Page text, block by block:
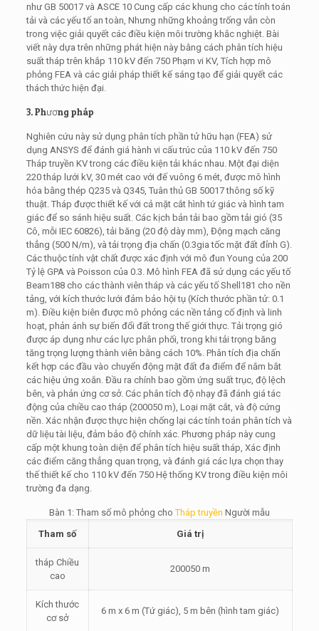
như GB 50017 và ASCE 10 Cung cấp các khung cho các tính toán
tải và các yếu tố an toàn, Nhưng những khoảng trống vẫn còn
trong việc giải quyết các điều kiện môi trường khắc nghiệt. Bài
viết này dựa trên những phát hiện này bằng cách phân tích hiệu
suất tháp trên khắp 110 kV đến 750 Phạm vi KV, Tích hợp mô
phỏng FEA và các giải pháp thiết kế sáng tạo để giải quyết các
thách thức hiện đại.
3. Phương pháp
Nghiên cứu này sử dụng phân tích phần tử hữu hạn (FEA) sử
dụng ANSYS để đánh giá hành vi cấu trúc của 110 kV đến 750
Tháp truyền KV trong các điều kiện tải khác nhau. Một đại diện
220 tháp lưới kV, 30 mét cao với đế vuông 6 mét, được mô hình
hóa bằng thép Q235 và Q345, Tuân thủ GB 50017 thông số kỹ
thuật. Tháp được thiết kế với cả mặt cắt hình tứ giác và hình tam
giác để so sánh hiệu suất. Các kịch bản tải bao gồm tải gió (35
Cô, mỗi IEC 60826), tải băng (20 độ dày mm), Động mạch căng
thẳng (500 N/m), và tải trọng địa chấn (0.3gia tốc mặt đất đỉnh G).
Các thuộc tính vật chất được xác định với mô đun Young của 200
Tỷ lệ GPA và Poisson của 0.3. Mô hình FEA đã sử dụng các yếu tố
Beam188 cho các thành viên tháp và các yếu tố Shell181 cho nền
tảng, với kích thước lưới đảm bảo hội tụ (Kích thước phần tử: 0.1
m). Điều kiện biên được mô phỏng các nền tảng cố định và linh
hoạt, phản ánh sự biến đổi đất trong thế giới thực. Tải trọng gió
được áp dụng như các lực phân phối, trong khi tải trọng băng
tăng trọng lượng thành viên bằng cách 10%. Phân tích địa chấn
kết hợp các đầu vào chuyển động mặt đất đa điểm để nắm bắt
các hiệu ứng xoắn. Đầu ra chính bao gồm ứng suất trục, độ lệch
bên, và phản ứng cơ sở. Các phân tích độ nhạy đã đánh giá tác
động của chiều cao tháp (200050 m), Loại mặt cắt, và độ cứng
nền. Xác nhận được thực hiện chống lại các tính toán phân tích và
dữ liệu tài liệu, đảm bảo độ chính xác. Phương pháp này cung
cấp một khung toàn diện để phân tích hiệu suất tháp, Xác định
các điểm căng thẳng quan trọng, và đánh giá các lựa chọn thay
thế thiết kế cho 110 kV đến 750 Hệ thống KV trong điều kiện môi
trường đa dạng.
Bàn 1: Tham số mô phỏng choTháp truyền Người mẫu
Tham số
Giá trị
tháp Chiều
cao
200050 m
Kích thước
cơ sở
6 m x 6 m (Tứ giác), 5 m bên (hình tam giác)